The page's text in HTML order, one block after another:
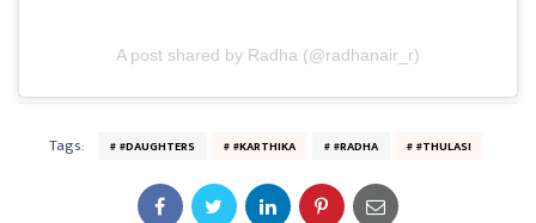
A post shared by Radha (@radhanair_r)
Tags: #DAUGHTERS #KARTHIKA #RADHA #THULASI